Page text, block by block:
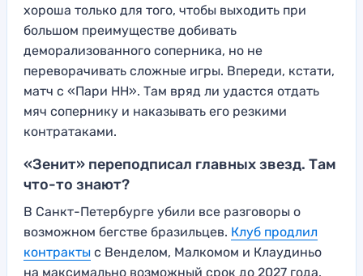
хороша только для того, чтобы выходить при
большом преимуществе добивать
деморализованного соперника, но не
переворачивать сложные игры. Впереди, кстати,
матч с «Пари НН». Там вряд ли удастся отдать
мяч сопернику и наказывать его резкими
контратаками.
«Зенит» переподписал главных звезд. Там
что-то знают?
В Санкт-Петербурге убили все разговоры о
возможном бегстве бразильцев. Клуб продлил
контракты с Венделом, Малкомом и Клаудиньо
на максимально возможный срок до 2027 года.